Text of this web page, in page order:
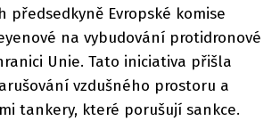
předsedkyně Evropské komise
na vybudování protidronové
Unie. Tato iniciativa přišla
vzdušného prostoru a
tankery, které porušují sankce.